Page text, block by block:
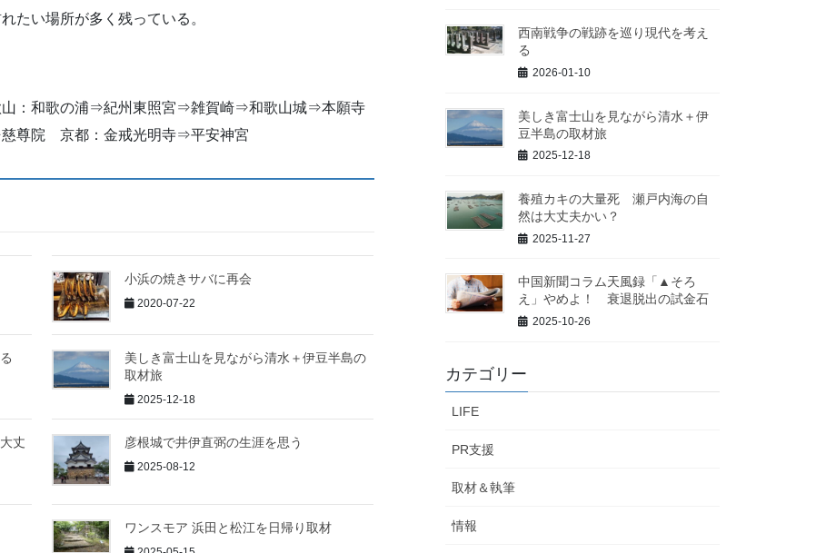
たい場所が多く残っている。
：和歌の浦⇒紀州東照宮⇒雑賀崎⇒和歌山城⇒本願寺
尊院 京都：金戒光明寺⇒平安神宮
小浜の焼きサバに再会
2020-07-22
美しき富士山を見ながら清水＋伊豆半島の
取材旅
2025-12-18
丈
彦根城で井伊直弼の生涯を思う
2025-08-12
ワンスモア 浜田と松江を日帰り取材
西南戦争の戦跡を巡り現代を考え
る
2026-01-10
美しき富士山を見ながら清水＋伊
豆半島の取材旅
2025-12-18
養殖カキの大量死 瀬戸内海の自
然は大丈夫かい？
2025-11-27
中国新聞コラム天風録「▲そろ
え」やめよ！ 衰退脱出の試金石
2025-10-26
カテゴリー
LIFE
PR支援
取材＆執筆
情報